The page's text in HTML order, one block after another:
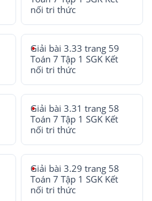
nối tri thức
Giải bài 3.33 trang 59
Toán 7 Tập 1 SGK Kết
nối tri thức
Giải bài 3.31 trang 58
Toán 7 Tập 1 SGK Kết
nối tri thức
Giải bài 3.29 trang 58
Toán 7 Tập 1 SGK Kết
nối tri thức